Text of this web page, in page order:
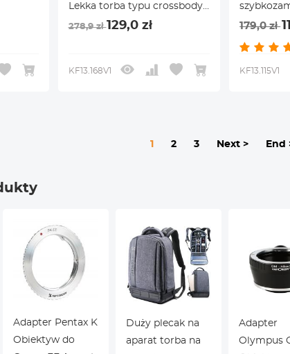
Lekka torba typu crossbody
z wewnętrzną podszewką
278,9 zł129,0 zł
KF13.168V1
DSLR
179,0 zł
KF13.115V1
1 2 3 Next > End
Adapter Pentax K
Obiektyw do
Duży plecak na
aparat torba na
Adapter
Olympus